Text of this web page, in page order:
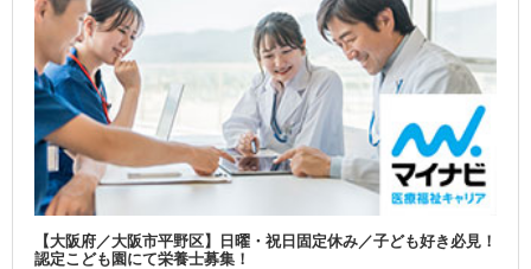
【大阪府／大阪市平野区】日曜・祝日固定休み／子ども好き必見！
認定こども園にて栄養士募集！